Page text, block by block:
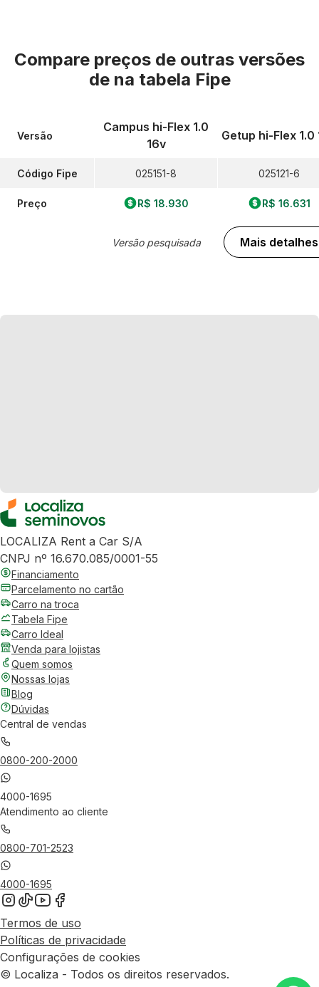
Compare preços de outras versões
de na tabela Fipe
Versão
Código Fipe
Preço
Campus hi-Flex 1.0
16v
025151-8
R$ 18.930
Versão pesquisada
Getup hi-Flex 1.0
025121-6
R$ 16.631
Mais detalhes
LOCALIZA Rent a Car S/A
CNPJ nº 16.670.085/0001-55
Financiamento
Parcelamento no cartão
Carro na troca
Tabela Fipe
Carro Ideal
Venda para lojistas
Quem somos
Nossas lojas
Blog
Dúvidas
Central de vendas
0800-200-2000
4000-1695
Atendimento ao cliente
0800-701-2523
4000-1695
Termos de uso
Políticas de privacidade
Configurações de cookies
© Localiza - Todos os direitos reservados.